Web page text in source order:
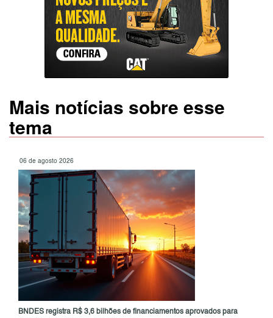
Mais notícias sobre esse
tema
06 de agosto 2026
BNDES registra R$ 3,6 bilhões de financiamentos aprovados para